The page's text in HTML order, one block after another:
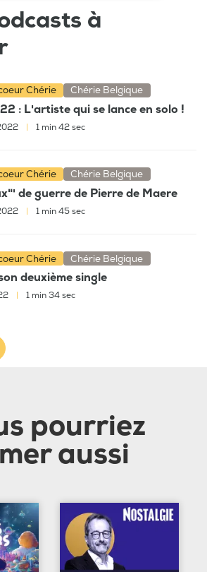
à
Chérie Chérie Belgique
: L'artiste qui se lance en solo !
1 min 42 sec
Chérie Chérie Belgique
de guerre de Pierre de Maere
1 min 45 sec
Chérie Chérie Belgique
deuxième single
| 1 min 34 sec
pourriez
aussi